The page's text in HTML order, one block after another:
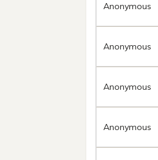
Anonymous
Anonymous
Anonymous
Anonymous